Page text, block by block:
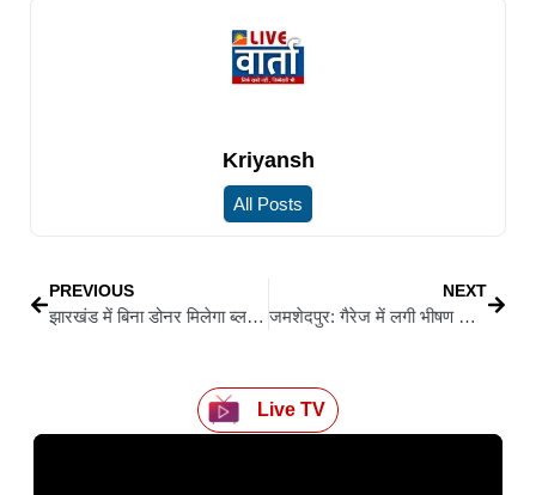
Kriyansh
All Posts
PREVIOUS
झारखंड में बिना डोनर मिलेगा ब्लड, हाईकोर्ट की सख्ती के बाद सरकार पर बढ़ा दबाव
NEXT
जमशेदपुर: गैरेज में लगी भीषण आग, कार जलकर राख
Live TV